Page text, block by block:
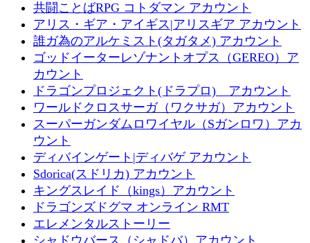
共闘ことばRPG コトダマン アカウント
アリス・ギア・アイギス|アリスギア アカウント
誰ガ為のアルケミスト(タガタメ) アカウント
ゴッドイーターレゾナントオプス（GEREO）ア
カウント
ドラゴンプロジェクト(ドラプロ) アカウント
ワールドクロスサーガ（ワクサガ）アカウント
スーパーガンダムロワイヤル（Sガンロワ）アカ
ウント
ディバインゲート|ディバゲ アカウント
Sdorica(スドリカ) アカウント
キングスレイド（kings）アカウント
ドラゴンズドグマ オンライン RMT
エレメンタルストーリー
シャドウバース（シャドバ）アカウント